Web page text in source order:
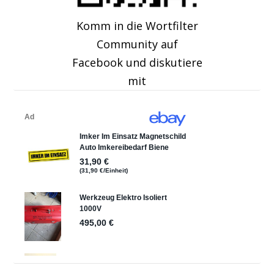
Komm in die Wortfilter
Community auf
Facebook und diskutiere
mit